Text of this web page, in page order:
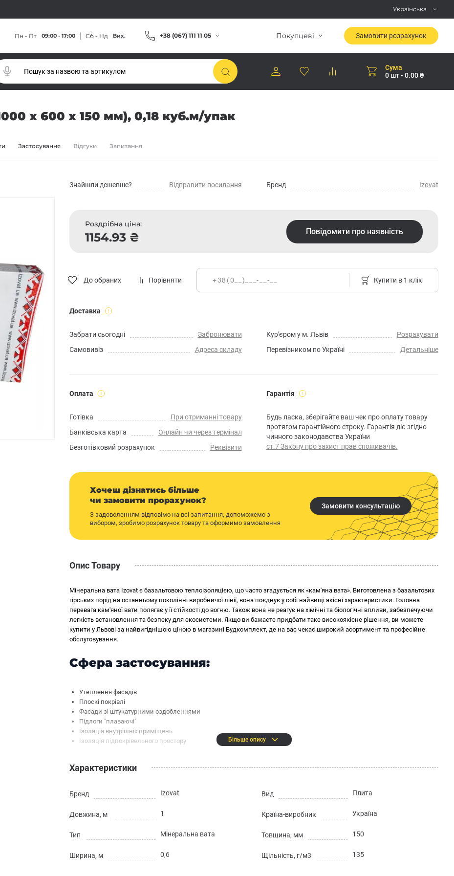
Українська
Пн - Пт 09:00 - 17:00 Сб - Нд Вих. +38 (067) 111 11 05 Покупцеві Замовити розрахунок
Сума
0 шт - 0.00 ₴
х 600 х 150 мм), 0,18 куб.м/упак
Застосування Відгуки Запитання
Знайшли дешевше? Відправити посилання Бренд Izovat
Роздрібна ціна:
1154.93 ₴ Повідомити про наявність
До обраних Порівняти Купити в 1 клік
Доставка
Забрати сьогодні
Забронювати
Самовивіз
Адреса складу
Кур’єром у м. Львів
Розрахувати
Перевізником по Україні
Детальніше
Оплата
Готівка
При отриманні товару
Банківська карта
Онлайн чи через термінал
Безготівковий розрахунок
Реквізити
Гарантія
Будь ласка, зберігайте ваш чек про оплату товару
протягом гарантійного строку. Гарантія діє згідно
чинного законодавства України
ст.7 Закону про захист прав споживачів.
Хочеш дізнатись більше
чи замовити прорахунок?
З задоволенням відповімо на всі запитання, допоможемо з
вибором, зробимо розрахунок товару та оформимо замовлення
Замовити консультацію
Опис Товару
Мінеральна вата Izovat є базальтовою теплоізоляцією, що часто згадується як «кам'яна вата». Виготовлена з базальтових
гірських порід на останньому поколінні виробничої лінії, вона поєднує у собі найвищі якісні характеристики. Головна
перевага кам'яної вати полягає у її стійкості до вогню. Також вона не реагує на хімічні та біологічні впливи, забезпечуючи
легкість встановлення та безпеку для екосистеми. Якщо ви бажаєте придбати таке високоякісне рішення, ви можете
купити у Львові за найвигіднішою ціною в магазині Будкомплект, де на вас чекає широкий асортимент та професійне
обслуговування.
Сфера застосування:
Утеплення фасадів
Плоскі покрівлі
Фасади зі штукатурними оздобленнями
Підлоги "плаваючі"
Ізоляція внутрішніх приміщень
Ізоляція підпокрівельного простору
Властивості:
Легка питома вага
Абсолютна геометрична точність
Чудова міцність на розрив
Високі звукоізоляційні властивості
Більше опису
Характеристики
Бренд Izovat Вид Плита
Довжина, м 1 Країна-виробник Україна
Тип Мінеральна вата Товщина, мм 150
Ширина, м 0,6 Щільність, г/м3 135